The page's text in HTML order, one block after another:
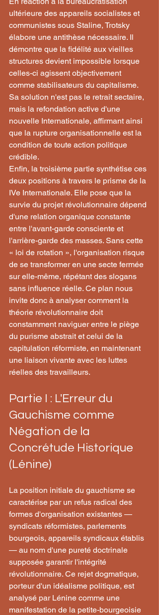
ultérieure des appareils socialistes et
communistes sous Staline, Trotsky
élabore une antithèse nécessaire. Il
démontre que la fidélité aux vieilles
structures devient impossible lorsque
celles-ci agissent objectivement
comme stabilisateurs du capitalisme.
Sa solution n'est pas le retrait sectaire,
mais la refondation active d'une
nouvelle Internationale, affirmant ainsi
que la rupture organisationnelle est la
condition de toute action politique
crédible.
Enfin, la troisième partie synthétise ces
deux positions à travers le prisme de la
IVe Internationale. Elle pose que la
survie du projet révolutionnaire dépend
d'une relation organique constante
entre l'avant-garde consciente et
l'arrière-garde des masses. Sans cette
« loi de rotation », l'organisation risque
de se transformer en une secte fermée
sur elle-même, répétant des slogans
sans influence réelle. Ce plan nous
invite donc à analyser comment la
théorie révolutionnaire doit
constamment naviguer entre le piège
du purisme abstrait et celui de la
capitulation réformiste, en maintenant
une liaison vivante avec les luttes
réelles des travailleurs.
Partie I : L'Erreur du
Gauchisme comme
Négation de la
Concrétude Historique
(Lénine)
La position initiale du gauchisme se
caractérise par un refus radical des
formes d'organisation existantes —
syndicats réformistes, parlements
bourgeois, appareils syndicaux établis
— au nom d'une pureté doctrinale
supposée garantir l'intégrité
révolutionnaire. Ce rejet dogmatique,
porteur d'un idéalisme politique, est
analysé par Lénine comme une
manifestation de la petite-bourgeoisie